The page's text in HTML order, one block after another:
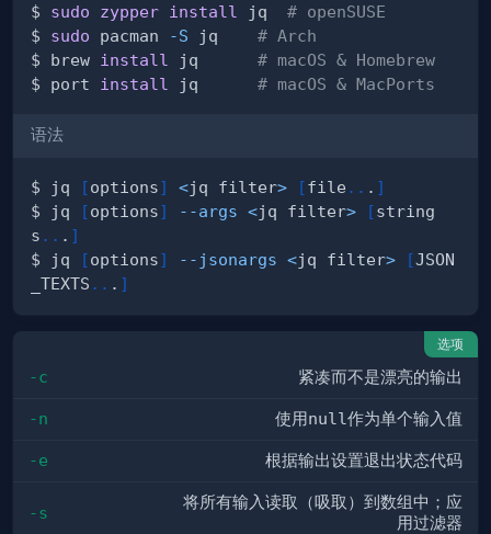
$ sudo zypper install jq # openSUSE
$ sudo pacman -S jq # Arch
$ brew install jq # macOS & Homebrew
$ port install jq # macOS & MacPorts
语法
$ jq [options] <jq filter> [file .. . ]
$ jq
[options] --args <jq filter> [string
s .. . ]
$ jq
[options] --jsonargs <jq filter> [JSON
_TEXTS .. . ]
选项
-c 紧凑而不是漂亮的输出
-n 使用null作为单个输入值
-e 根据输出设置退出状态代码
-s
将所有输入读取（吸取）到数组中；应
用过滤器